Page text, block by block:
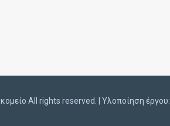
All rights reserved. | Υλοποίηση έργου: